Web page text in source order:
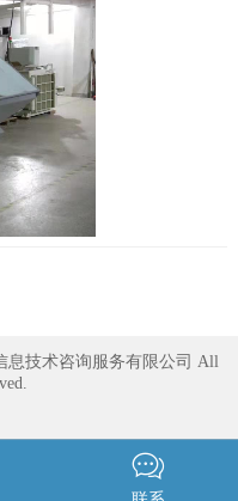
息技术咨询服务有限公司 All
